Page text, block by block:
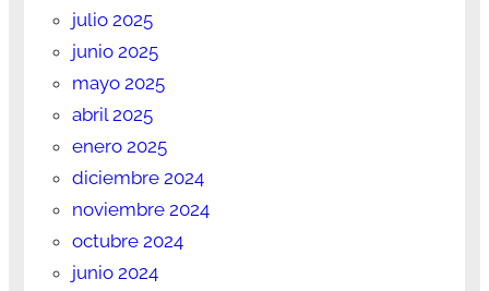
julio 2025
junio 2025
mayo 2025
abril 2025
enero 2025
diciembre 2024
noviembre 2024
octubre 2024
junio 2024